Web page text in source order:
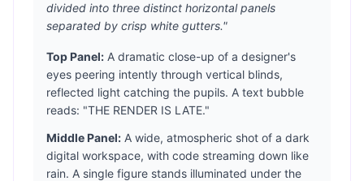
divided into three distinct horizontal panels
separated by crisp white gutters."
Top Panel: A dramatic close-up of a designer's
eyes peering intently through vertical blinds,
reflected light catching the pupils. A text bubble
reads: "THE RENDER IS LATE."
Middle Panel: A wide, atmospheric shot of a dark
digital workspace, with code streaming down like
rain. A single figure stands illuminated under the